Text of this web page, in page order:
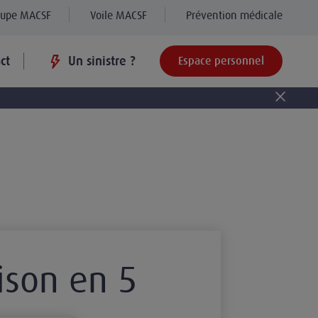
MACSF Voile MACSF Prévention médicale
Un sinistre ? Espace personnel
en 5